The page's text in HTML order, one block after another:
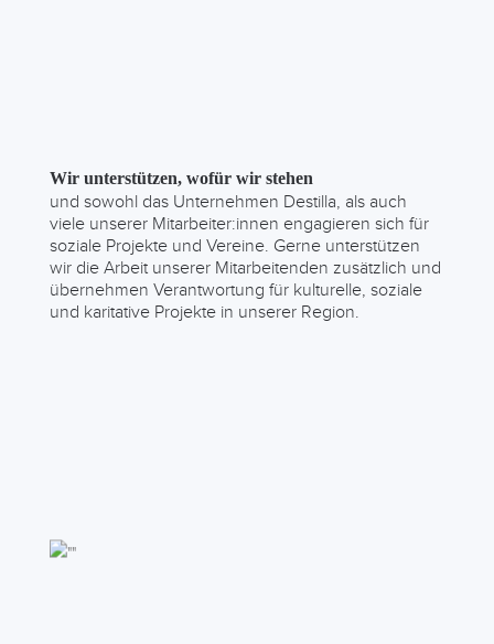
Wir unterstützen, wofür wir stehen
und sowohl das Unternehmen Destilla, als auch
viele unserer Mitarbeiter:innen engagieren sich für
soziale Projekte und Vereine. Gerne unterstützen
wir die Arbeit unserer Mitarbeitenden zusätzlich und
übernehmen Verantwortung für kulturelle, soziale
und karitative Projekte in unserer Region.